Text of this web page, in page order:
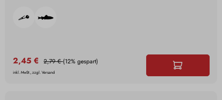
2,45 € 2,79 €(12% gespart)
inkl. MwSt., zzgl. Versand